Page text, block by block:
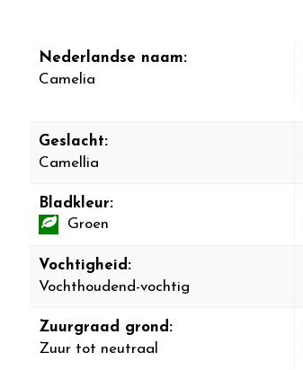
Nederlandse naam:
Camelia
Geslacht:
Camellia
Bladkleur:
Groen
Vochtigheid:
Vochthoudend-vochtig
Zuurgraad grond:
Zuur tot neutraal